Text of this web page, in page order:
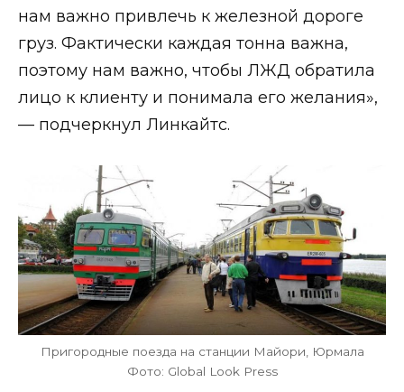
нам важно привлечь к железной дороге
груз. Фактически каждая тонна важна,
поэтому нам важно, чтобы ЛЖД обратила
лицо к клиенту и понимала его желания»,
— подчеркнул Линкайтс.
Пригородные поезда на станции Майори, Юрмала
Фото: Global Look Press